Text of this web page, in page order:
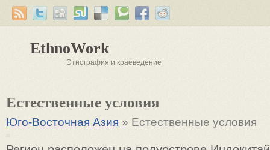
EthnoWork
Этнография и краеведение
Естественные условия
Юго-Восточная Азия » Естественные условия